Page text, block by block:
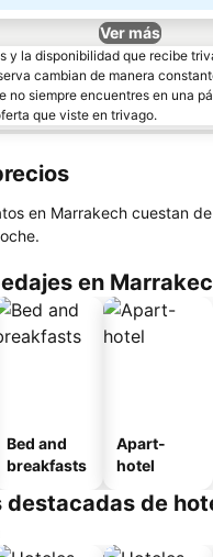
Ver más
y la disponibilidad que recibe
cambian de manera
no siempre encuentres en una
que viste en trivago.
en Marrakech cuestan de
en
Bed and
breakfasts
Apart-
hotel
destacadas de